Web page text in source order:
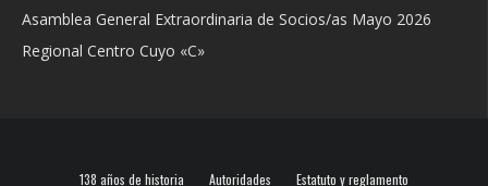
Asamblea General Extraordinaria de Socios/as Mayo 2026
Regional Centro Cuyo «C»
138 años de historia Autoridades Estatuto y reglamento